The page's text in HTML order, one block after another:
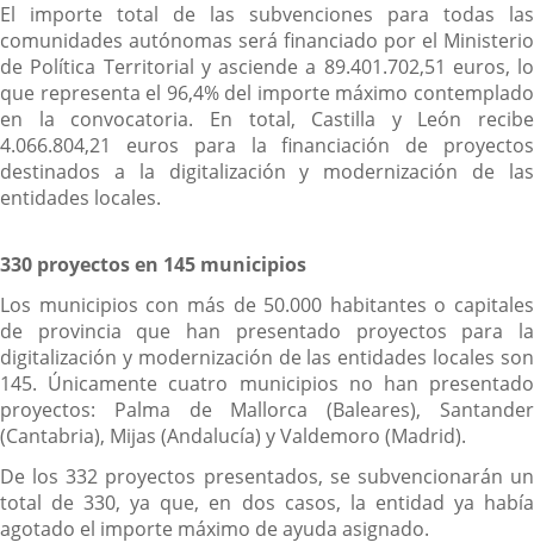
El importe total de las subvenciones para todas las
comunidades autónomas será financiado por el Ministerio
de Política Territorial y asciende a 89.401.702,51 euros, lo
que representa el 96,4% del importe máximo contemplado
en la convocatoria. En total, Castilla y León recibe
4.066.804,21 euros para la financiación de proyectos
destinados a la digitalización y modernización de las
entidades locales.
330 proyectos en 145 municipios
Los municipios con más de 50.000 habitantes o capitales
de provincia que han presentado proyectos para la
digitalización y modernización de las entidades locales son
145. Únicamente cuatro municipios no han presentado
proyectos: Palma de Mallorca (Baleares), Santander
(Cantabria), Mijas (Andalucía) y Valdemoro (Madrid).
De los 332 proyectos presentados, se subvencionarán un
total de 330, ya que, en dos casos, la entidad ya había
agotado el importe máximo de ayuda asignado.